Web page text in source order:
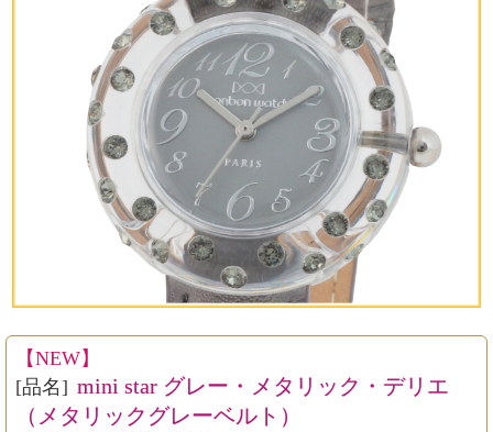
【NEW】
[品名] mini star グレー・メタリック・デリエ
（メタリックグレーベルト）